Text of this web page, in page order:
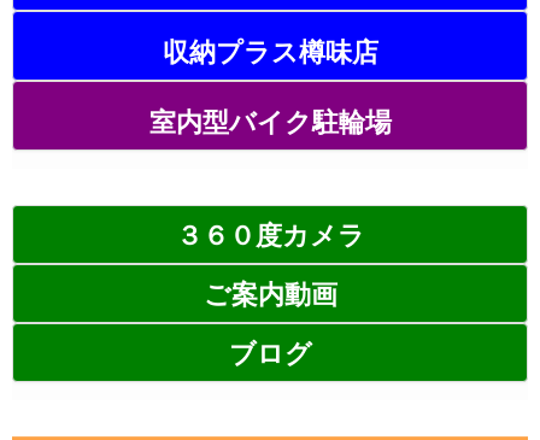
収納プラス樽味店
室内型バイク駐輪場
３６０度カメラ
ご案内動画
ブログ